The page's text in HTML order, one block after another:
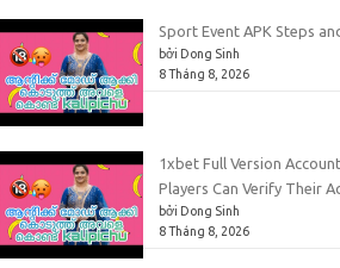
Sport Event APK Steps
bởi Dong Sinh
8 Tháng 8, 2026
1xbet Full Version
Players Can Verify Their
bởi Dong Sinh
8 Tháng 8, 2026